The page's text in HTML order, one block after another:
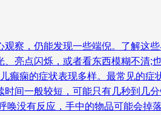
察，仍能发现一些端倪。了解这
亮点闪烁，或者看东西模糊不清;
痫的症状表现多样。最常见的
间一般较短，可能只有几秒到几
没有反应，手中的物品可能会